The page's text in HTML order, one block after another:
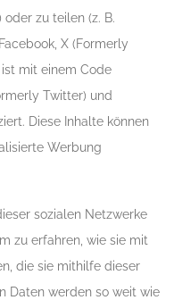
oder zu teilen (z. B.
X (Formerly
mit einem Code
Twitter) und
Diese Inhalte können
Werbung
sozialen Netzwerke
zu erfahren, wie sie mit
die sie mithilfe dieser
Daten werden so weit wie